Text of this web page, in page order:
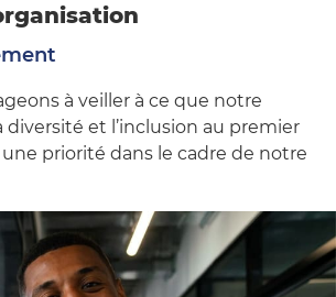
à veiller à ce que notre
et l’inclusion au premier
priorité dans le cadre de notre